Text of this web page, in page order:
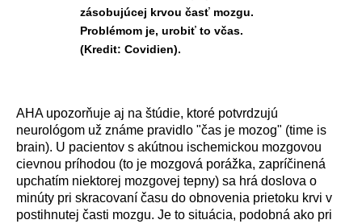
zásobujúcej krvou časť mozgu.
Problémom je, urobiť to včas.
(Kredit: Covidien).
AHA upozorňuje aj na štúdie, ktoré potvrdzujú
neurol ógom už známe pravidlo "čas je mozog" (time is
brain). U pacientov s akútnou ischemickou mozgovou
cievnou príhodou (to je mozgová porážka, zapríčinená
upchatím niektorej mozgovej tepny) sa hrá doslova o
minúty pri skracovaní času do obnovenia prietoku krvi v
postihnutej časti mozgu. Je to situácia, podobná ako pri